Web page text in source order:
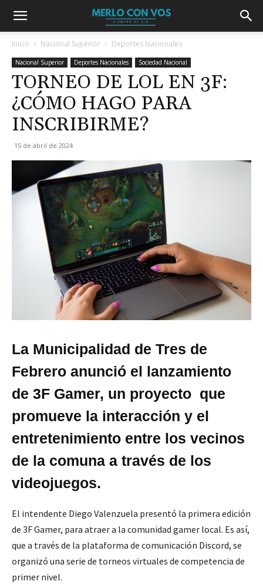
Inicio Nacional Superior Deportes Nacionales
Nacional Superior Deportes Nacionales Sociedad Nacional
TORNEO DE LOL EN 3F:
¿CÓMO HAGO PARA
INSCRIBIRME?
15 de abril de 2024
La Municipalidad de Tres de
Febrero anunció el lanzamiento
de 3F Gamer, un proyecto que
promueve la interacción y el
entretenimiento entre los vecinos
de la comuna a través de los
videojuegos.
El intendente Diego Valenzuela presentó la primera edición
de 3F Gamer, para atraer a la comunidad gamer local. Es así,
que a través de la plataforma de comunicación Discord, se
organizó una serie de torneos virtuales de competencia de
primer nivel.